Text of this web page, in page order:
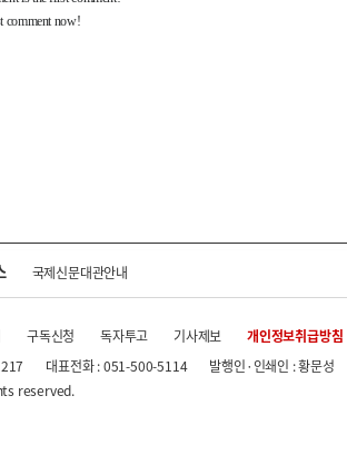
국제신문대관안내
구독신청 독자투고 기사제보 개인정보취급방침
대표전화 : 051-500-5114 발행인·인쇄인 : 황문성
reserved.